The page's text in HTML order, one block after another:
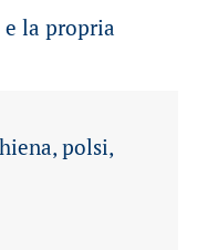
la propria
polsi,